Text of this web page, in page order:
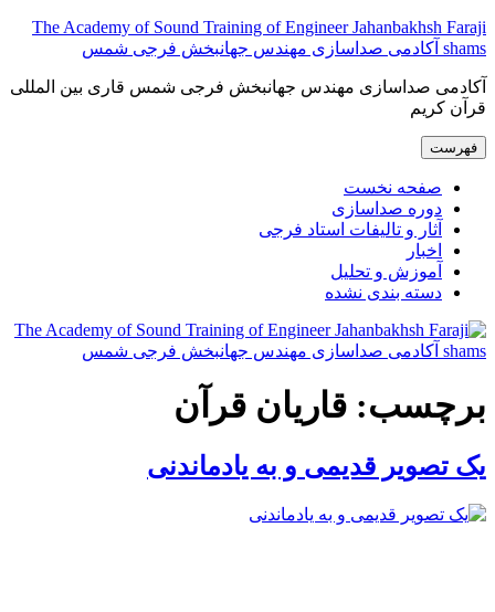
پرش
به
The Academy of Sound Training of Engineer Jahanbakhsh Faraji
shams آکادمی صداسازی مهندس جهانبخش فرجی شمس
آکادمی صداسازی مهندس جهانبخش فرجی شمس قاری بین المللی
قرآن کریم
فهرست
صفحه نخست
دوره صداسازی
آثار و تالیفات استاد فرجی
اخبار
آموزش و تحلیل
دسته بندی نشده
برچسب: قاریان قرآن
یک تصویر قدیمی و به یادماندنی